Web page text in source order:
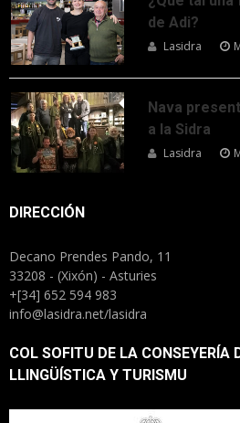
de Adi?
Lasidra
Nava
a la Sidra
Lasidra
DIRECCIÓN
Decano Prendes Pando, 11
33208 - (Xixón) - Asturies
+[34] 652 594 983
info@lasidra.net/lasidra
COL SOFITU DE LA CONSEYERÍA
LLINGÜÍSTICA Y TURISMU